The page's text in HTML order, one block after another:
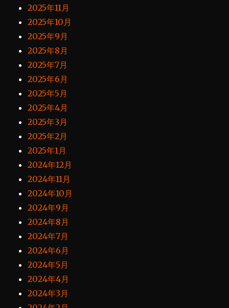
2025年11月
2025年10月
2025年9月
2025年8月
2025年7月
2025年6月
2025年5月
2025年4月
2025年3月
2025年2月
2025年1月
2024年12月
2024年11月
2024年10月
2024年9月
2024年8月
2024年7月
2024年6月
2024年5月
2024年4月
2024年3月